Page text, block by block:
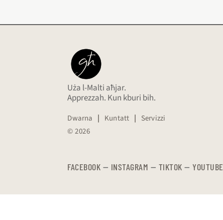
Uża l-Malti aħjar.
Apprezzah. Kun kburi bih.
Dwarna | Kuntatt | Servizzi
© 2026
FACEBOOK — INSTAGRAM — TIKTOK — YOUTUBE